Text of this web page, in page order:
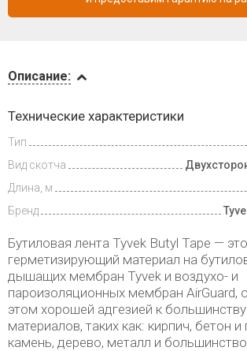
и оплата
Описание:
Технические характеристики
Тип
Вид скотча
Длина, м
Бренд
Бутиловая лента Tyvek Butyl Tape — это
герметизирующий материал на
дышащих мембран Tyvek и воздухо- и
пароизоляционных мембран AirGuard,
этом хорошей адгезией к
материалов, таких как: кирпич, бетон и
камень, дерево, металл и